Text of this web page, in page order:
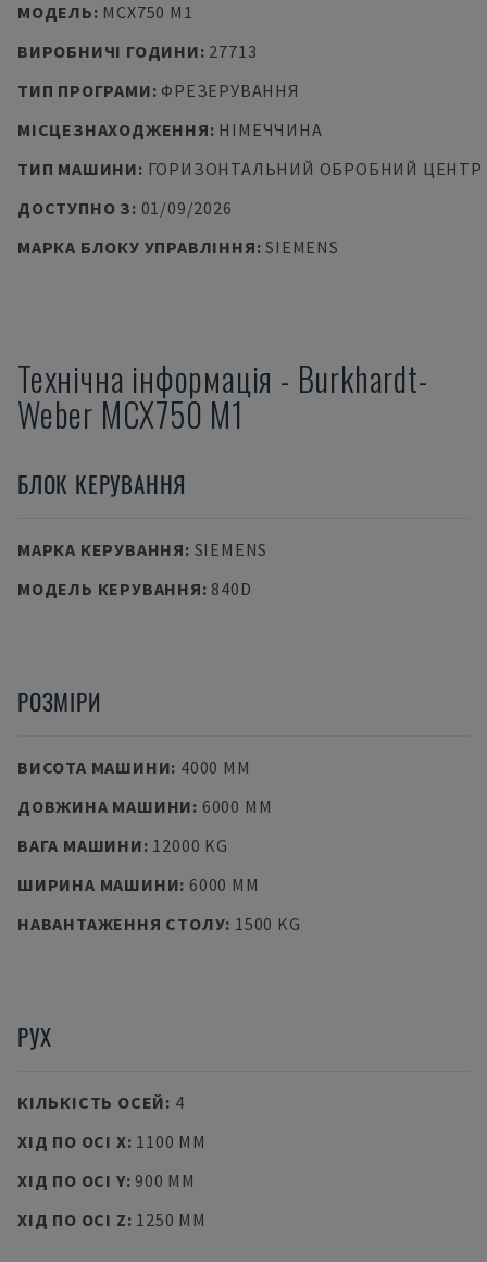
МОДЕЛЬ: MCX750 M1
ВИРОБНИЧІ ГОДИНИ: 27713
ТИП ПРОГРАМИ: ФРЕЗЕРУВАННЯ
МІСЦЕЗНАХОДЖЕННЯ: НІМЕЧЧИНА
ТИП МАШИНИ: ГОРИЗОНТАЛЬНИЙ ОБРОБНИЙ ЦЕНТР
ДОСТУПНО З: 01/09/2026
МАРКА БЛОКУ УПРАВЛІННЯ:SIEMENS
Технічна інформація - Burkhardt-
Weber MCX750 M1
БЛОК КЕРУВАННЯ
МАРКА КЕРУВАННЯ: SIEMENS
МОДЕЛЬ КЕРУВАННЯ: 840D
РОЗМІРИ
ВИСОТА МАШИНИ: 4000 MM
ДОВЖИНА МАШИНИ: 6000 MM
ВАГА МАШИНИ: 12000 KG
ШИРИНА МАШИНИ: 6000 MM
НАВАНТАЖЕННЯ СТОЛУ: 1500 KG
РУХ
КІЛЬКІСТЬ ОСЕЙ: 4
ХІД ПО ОСІ X: 1100 MM
ХІД ПО ОСІ Y: 900 MM
ХІД ПО ОСІ Z: 1250 MM